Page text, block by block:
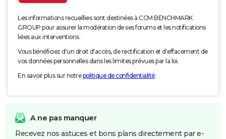
Les informations recueillies sont destinées à CCM BENCHMARK
GROUP pour assurer la modération de ses forums et les notifications
liées aux interventions.
Vous bénéficiez d'un droit d'accès, de rectification et d'effacement de
vos données personnelles dans les limites prévues par la loi.
En savoir plus sur notrepolitique de confidentialité.
A ne pas manquer
Recevez nos astuces et bons plans directement par e-